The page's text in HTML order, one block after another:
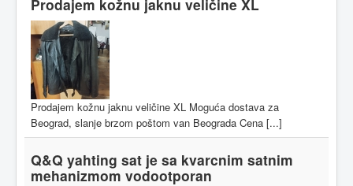
Prodajem kožnu jaknu veličine XL
Prodajem kožnu jaknu veličine XL Moguća dostava za
Beograd, slanje brzom poštom van Beograda Cena [...]
Q&Q yahting sat je sa kvarcnim satnim
mehanizmom vodootporan